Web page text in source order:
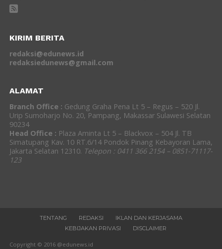
KIRIM BERITA
redaksi@edunews.id
redaksiedunews@gmail.com
ALAMAT
Branch Office : Gedung Graha Pena Lt 5 – Regus – 520 Jl.
Urip Sumoharjo No. 20, Pampang, Makassar Sulawesi Selatan
90234
Head Office : Plaza Aminta Lt 5 – Blackvox – 504 Jl. TB
Simatupang Kav. 10 RT.6/14 Pondok Pinang Kebayoran Lama,
Jakarta Selatan 12310. Telepon : 0411 366 2154 – 0851-71117-
123
TENTANG REDAKSI
IKLAN DAN KERJASAMA
KEBIJAKAN PRIVASI
DISCLAIMER
Copyright © 2016 @edunews.id